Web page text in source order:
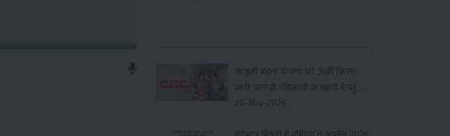
लाड़ली बहना योजना की 36वीं किस्त
जारी, करोड़ों महिलाओं के खातों में पहुंचे
1500 रुपये
16-May-2026